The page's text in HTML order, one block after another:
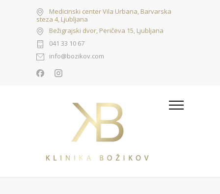
Medicinski center Vila Urbana, Barvarska
steza 4, Ljubljana
Bežigrajski dvor, Peričeva 15, Ljubljana
041 33 10 67
info@bozikov.com